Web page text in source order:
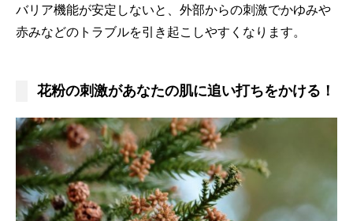
バリア機能が安定しないと、外部からの刺激でかゆみや
赤みなどのトラブルを引き起こしやすくなります。
花粉の刺激があなたの肌に追い打ちをかける！